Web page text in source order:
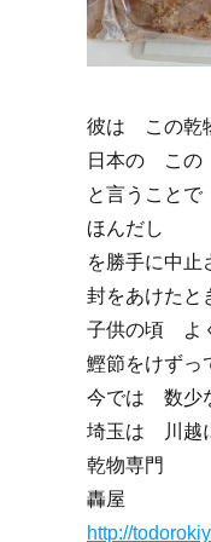
彼は この乾
日本の この
と言うこと
ほんだし
を勝手に中止
封をあけた
子供の頃 よ
鰹節をけず
今では 数少
埼玉は 川越
乾物専門
轟屋
http://